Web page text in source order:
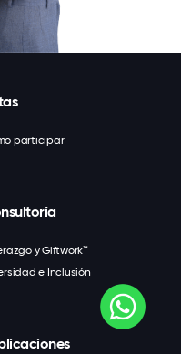
participar
y Giftwork™
e Inclusión